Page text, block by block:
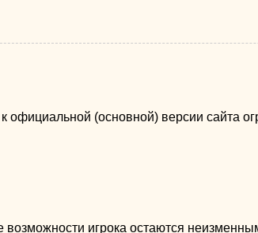
официальной (основной) версии сайта
игрока остаются